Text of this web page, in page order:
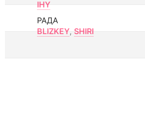
IHY
РАДА
BLIZKEY, SHIRI